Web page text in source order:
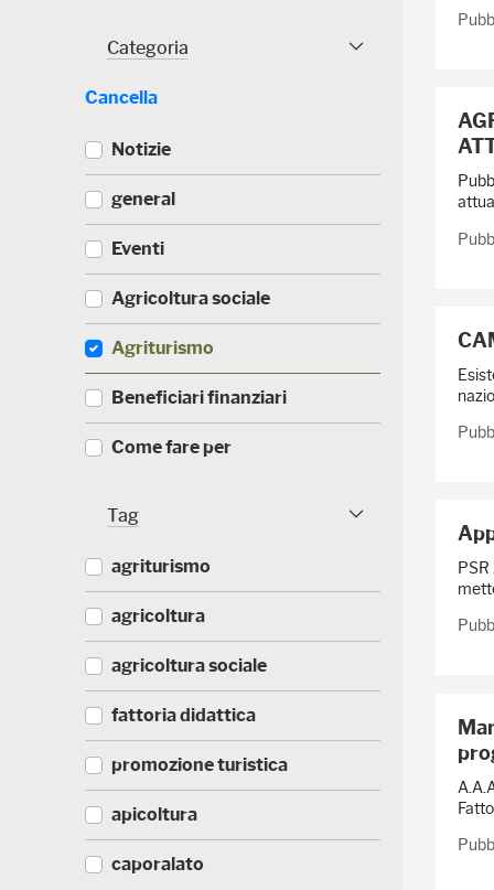
Categoria
Cancella
Notizie
(
3
)
general
(
5
)
Eventi
(
1
)
Agricoltura sociale
(
0
)
Agriturismo
(
)
Beneficiari finanziari
(
Come fare per
3
5
Professionale
(
3
2
)
Antichi mestieri
(
2
5
)
Tag
agriturismo
(
)
agricoltura
(
)
agricoltura sociale
(
fattoria didattica
(
promozione turistica
(
apicoltura
(
caporalato